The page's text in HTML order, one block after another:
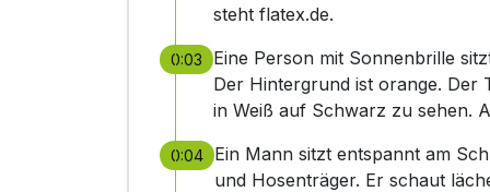
steht flatex.de.
0:03
Eine Person mit Sonnenbrille
Der Hintergrund ist orange. Der
in Weiß auf Schwarz zu sehen.
0:04
Ein Mann sitzt entspannt am
und Hosenträger. Er schaut